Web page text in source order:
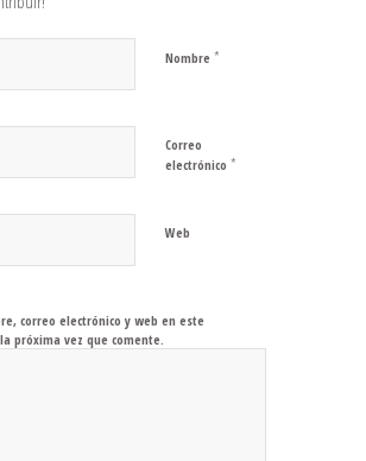
Nombre *
Correo
electrónico *
Web
correo electrónico y web en este
próxima vez que comente.